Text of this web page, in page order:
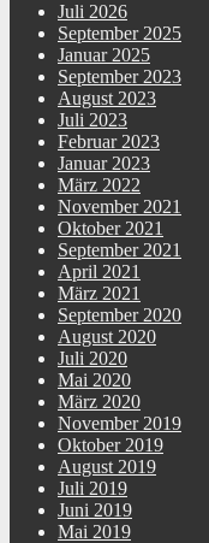
Juli 2026
September 2025
Januar 2025
September 2023
August 2023
Juli 2023
Februar 2023
Januar 2023
März 2022
November 2021
Oktober 2021
September 2021
April 2021
März 2021
September 2020
August 2020
Juli 2020
Mai 2020
März 2020
November 2019
Oktober 2019
August 2019
Juli 2019
Juni 2019
Mai 2019